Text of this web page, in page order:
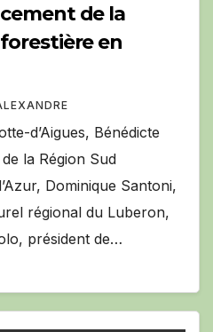
de la
en
d’Aigues, Bénédicte
la Région Sud
Dominique Santoni,
régional du Luberon,
président de…